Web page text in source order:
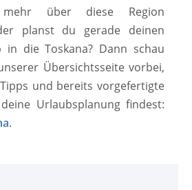
über diese Region
planst du gerade deinen
in die Toskana? Dann schau
Übersichtsseite vorbei,
und bereits vorgefertigte
Urlaubsplanung findest:
.